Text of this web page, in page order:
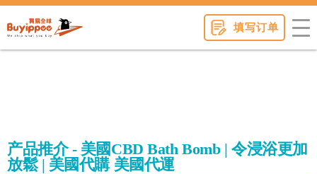
填写订单
产品推介 - 美國CBD Bath Bomb | 令浸浴更加
放鬆 | 美國代購 美國代運